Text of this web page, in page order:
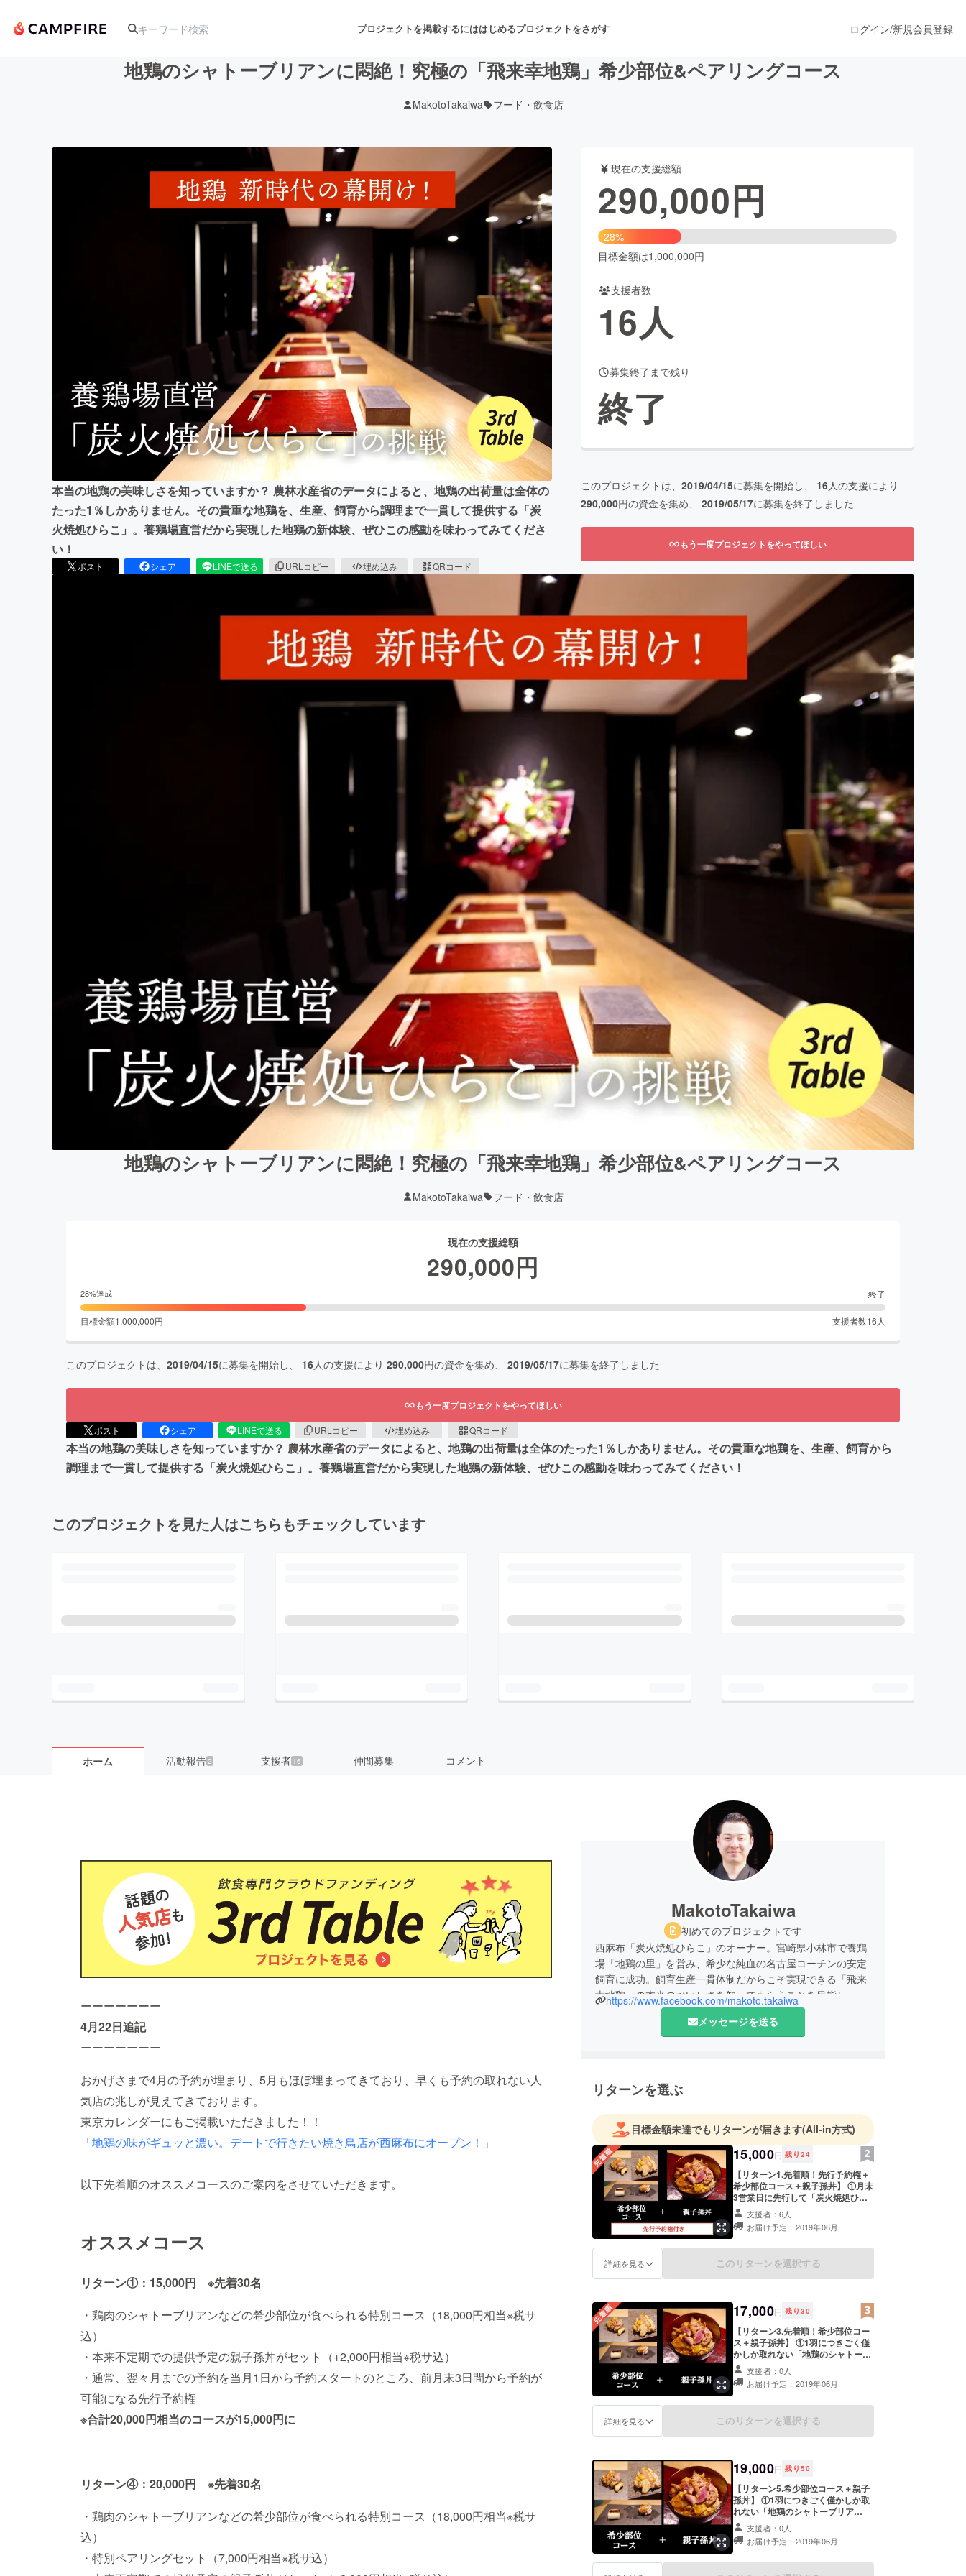
プロジェクトを掲載するにははじめるプロジェクトをさがす
アート・写真 音楽 舞台・パフォーマンス
ゲーム・サービス開発 フード・飲食店 ファッション
書籍・雑誌出版
チャレンジ ビューティー・ヘルスケア
まちづくり・地域活性化
CAMPFIRE for Social Good
CAMPFIREふるさと納税machi-ya
ログイン/新規会員登録
地鶏のシャトーブリアンに悶絶！究極の「飛来幸地鶏」希少部位&ペアリングコース
MakotoTakaiwa フード・飲食店
本当の地鶏の美味しさを知っていますか？ 農林水産省のデータによると、地鶏の出荷量は全体の
たった1％しかありません。その貴重な地鶏を、生産、飼育から調理まで一貫して提供する「炭
火焼処ひらこ」。養鶏場直営だから実現した地鶏の新体験、ぜひこの感動を味わってみてくださ
い！
ポスト シェア LINEで送る URLコピー 埋め込み QRコード
現在の支援総額
290,000円
28%
目標金額は1,000,000円
支援者数
16人
募集終了まで残り
終了
このプロジェクトは、 2019/04/15に募集を開始し、 16人の支援により
290,000円の資金を集め、 2019/05/17に募集を終了しました
もう一度プロジェクトをやってほしい
地鶏のシャトーブリアンに悶絶！究極の「飛来幸地鶏」希少部位&ペアリングコース
MakotoTakaiwa フード・飲食店
現在の支援総額
290,000円
28%達成 終了
目標金額1,000,000円 支援者数16 人
このプロジェクトは、 2019/04/15に募集を開始し、 16人の支援により 290,000円の資金を集め、 2019/05/17に募集を終了しました
もう一度プロジェクトをやってほしい
ポスト シェア LINEで送る URLコピー 埋め込み QRコード
本当の地鶏の美味しさを知っていますか？ 農林水産省のデータによると、地鶏の出荷量は全体のたった1％しかありません。その貴重な地鶏を、生産、飼育から
調理まで一貫して提供する「炭火焼処ひらこ」。養鶏場直営だから実現した地鶏の新体験、ぜひこの感動を味わってみてください！
このプロジェクトを見た人はこちらもチェックしています
ホーム 活動報告 2 支援者 16 仲間募集 コメント
ーーーーーーー
4月22日追記
ーーーーーーー
おかげさまで4月の予約が埋まり、5月もほぼ埋まってきており、早くも予約の取れない人
気店の兆しが見えてきております。
東京カレンダーにもご掲載いただきました！！
「地鶏の味がギュッと濃い。デートで行きたい焼き鳥店が西麻布にオープン！」
以下先着順のオススメコースのご案内をさせていただきます。
オススメコース
リターン①：15,000円 ※先着30名
・鶏肉のシャトーブリアンなどの希少部位が食べられる特別コース（18,000円相当※税サ
込）
・本来不定期での提供予定の親子孫丼がセット（+2,000円相当※税サ込）
・通常、翌々月までの予約を当月1日から予約スタートのところ、前月末3日間から予約が
可能になる先行予約権
※合計20,000円相当のコースが15,000円に
リターン④：20,000円 ※先着30名
・鶏肉のシャトーブリアンなどの希少部位が食べられる特別コース（18,000円相当※税サ
込）
・特別ペアリングセット（7,000円相当※税サ込）
MakotoTakaiwa
初めてのプロジェクトです
西麻布「炭火焼処ひらこ」のオーナー。宮崎県小林市で養鶏
場「地鶏の里」を営み、希少な純血の名古屋コーチンの安定
飼育に成功。飼育生産一貫体制だからこそ実現できる「飛来
幸地鶏」の本当のおいしさを知ってもらうことを目指し、地
鶏の可能性を広げる挑戦を日々続けている。
https://www.facebook.com/makoto.takaiwa
メッセージを送る
リターンを選ぶ
目標金額未達でもリターンが届きます(All-in方式)
15,000円 残り 24
【リターン1.先着順！先行予約権＋
希少部位コース＋親子孫丼】 ①月末
3営業日に先行して「炭火焼処ひら
こ」に予約の連絡ができる先行予約
権をご使用いただけます！ ②1羽に
つきごく僅かしか取れない「地鶏の
をはじめ、飛来幸地鶏の魅力を余す
ことなく食べつくす「希少部位コー
卵、鶏肉、出汁、このすべてを名古
屋コーチンの純血種だけで作った究
極の「親子孫丼」をご提供します！
※プロジェクトの終了から、6ヶ月間
が有効期限となります
支援者：6人
お届け予定：2019年06月
詳細を見る このリターンを選択する
17,000円 残り 30
【リターン3.先着順！希少部位コー
ス＋親子孫丼】 ①1羽につきごく僅
かしか取れない「地鶏のシャトーブ
リアン」、骨以外を一羽丸ごとミン
チにした「悶絶つくね」をはじめ、
飛来幸地鶏の魅力を余すことなく食
肉、出汁、このすべてを名古屋コー
チンの純血種だけで作った究極の
効期限となります
支援者：0人
お届け予定：2019年06月
詳細を見る このリターンを選択する
19,000円 残り 50
【リターン5.希少部位コース＋親子
孫丼】 ①1羽につきごく僅かしか取
れない「地鶏のシャトーブリア
ン」、骨以外を一羽丸ごとミンチに
した「悶絶つくね」をはじめ、飛来
幸地鶏の魅力を余すことなく食べつ
支援者：0人
お届け予定：2019年06月